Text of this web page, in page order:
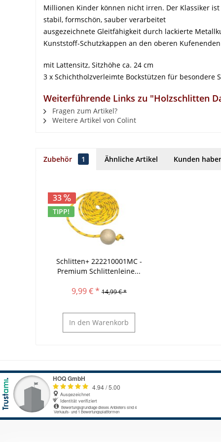
Millionen Kinder können nicht irren. Der Klassiker
stabil, formschön, sauber verarbeitet
ausgezeichnete Gleitfähigkeit durch lackierte
Kunststoff-Schutzkappen an den oberen Kufenenden
mit Lattensitz, Sitzhöhe ca. 24 cm
3 x Schichtholzverleimte Bockstützen für besondere
Weiterführende Links zu "Holzschlitten
Fragen zum Artikel?
Weitere Artikel von Colint
Zubehör 1 Ähnliche Artikel Kunden
33
TIPP!
Schlitten+ 222210001MC -
Premium Schlittenleine...
9,99 € * 14,99 € *
In den Warenkorb